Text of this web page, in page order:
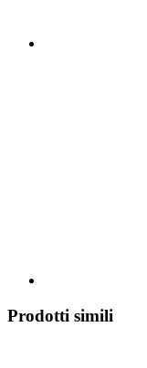
Prodotti simili